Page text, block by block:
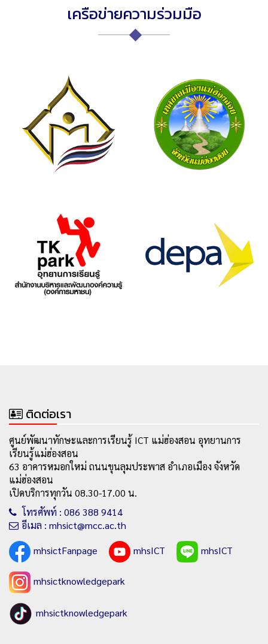
เครือข่ายความร่วมมือ
ติดต่อเรา
ศูนย์พัฒนาทักษะและการเรียนรู้ ICT แม่ฮ่องสอน อุทยานการ
เรียนรู้แม่ฮ่องสอน
63 อาคารหมอกใหม่ ถนนขุนลุมประพาส อำเภอเมือง จังหวัด
แม่ฮ่องสอน
เปิดบริการทุกวัน 08.30-17.00 น.
โทรศัพท์ : 086 388 9414
อีเมล : mhsict@mcc.ac.th
mhsictFanpage
mhsICT mhsICT
mhsictknowledgepark
mhsictknowledgepark